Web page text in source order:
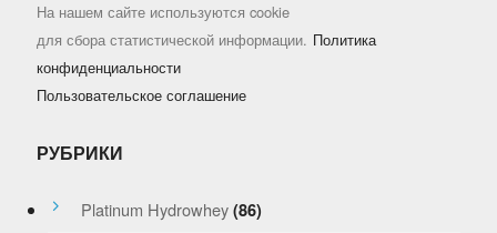
На нашем сайте используются cookie
для сбора статистической информации. Политика
конфиденциальности
Пользовательское соглашение
РУБРИКИ
Platinum Hydrowhey (86)